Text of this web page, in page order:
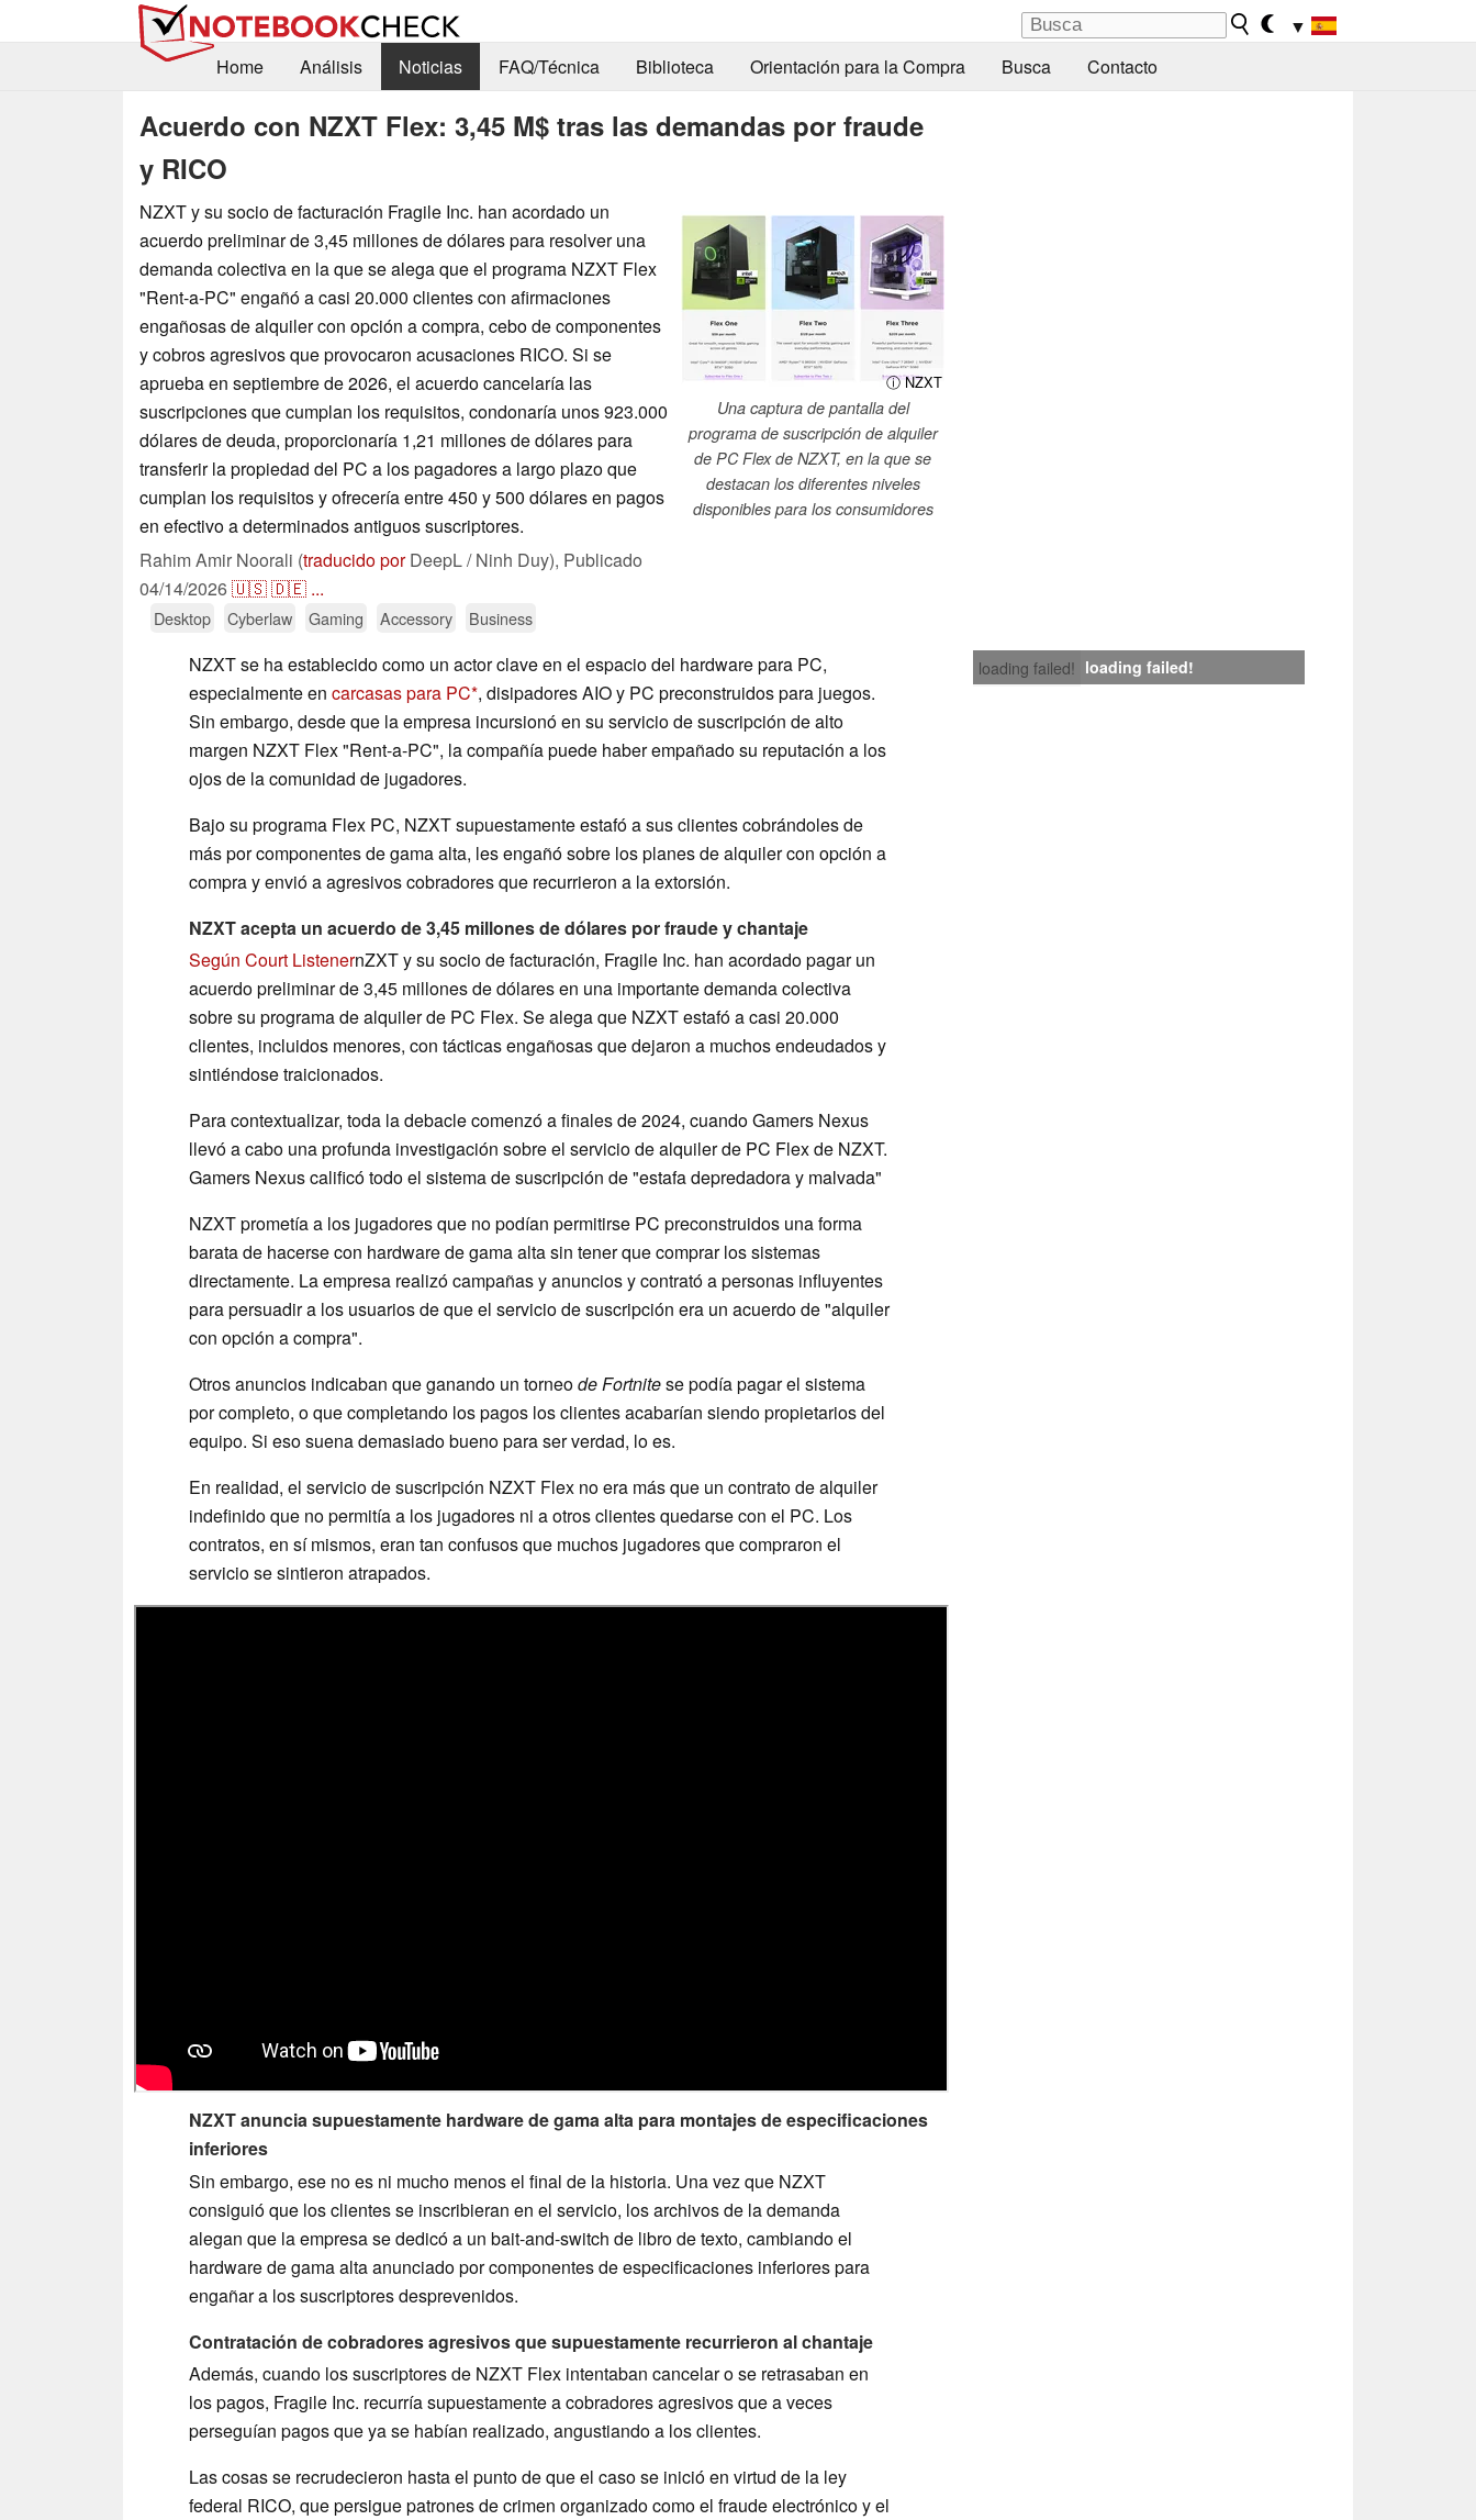
▼
Home
Análisis Noticias FAQ/Técnica Biblioteca Orientación para la Compra Busca Contacto
Acuerdo con NZXT Flex: 3,45 M$ tras las demandas por fraude
y RICO
ⓘ NZXT
Una captura de pantalla del
programa de suscripción de alquiler
de PC Flex de NZXT, en la que se
destacan los diferentes niveles
disponibles para los consumidores
NZXT y su socio de facturación Fragile Inc. han acordado un
acuerdo preliminar de 3,45 millones de dólares para resolver una
demanda colectiva en la que se alega que el programa NZXT Flex
"Rent-a-PC" engañó a casi 20.000 clientes con afirmaciones
engañosas de alquiler con opción a compra, cebo de componentes
y cobros agresivos que provocaron acusaciones RICO. Si se
aprueba en septiembre de 2026, el acuerdo cancelaría las
suscripciones que cumplan los requisitos, condonaría unos 923.000
dólares de deuda, proporcionaría 1,21 millones de dólares para
transferir la propiedad del PC a los pagadores a largo plazo que
cumplan los requisitos y ofrecería entre 450 y 500 dólares en pagos
en efectivo a determinados antiguos suscriptores.
Rahim Amir Noorali (traducido porDeepL / Ninh Duy), Publicado
04/14/2026🇺🇸🇩🇪 ...
Desktop Cyberlaw Gaming Accessory Business
loading failed! loading failed!
NZXT se ha establecido como un actor clave en el espacio del hardware para PC,
especialmente en carcasas para PC , disipadores AIO y PC preconstruidos para juegos.
Sin embargo, desde que la empresa incursionó en su servicio de suscripción de alto
margen NZXT Flex "Rent-a-PC", la compañía puede haber empañado su reputación a los
ojos de la comunidad de jugadores.
Bajo su programa Flex PC, NZXT supuestamente estafó a sus clientes cobrándoles de
más por componentes de gama alta, les engañó sobre los planes de alquiler con opción a
compra y envió a agresivos cobradores que recurrieron a la extorsión.
NZXT acepta un acuerdo de 3,45 millones de dólares por fraude y chantaje
Según Court ListenernZXT y su socio de facturación, Fragile Inc. han acordado pagar un
acuerdo preliminar de 3,45 millones de dólares en una importante demanda colectiva
sobre su programa de alquiler de PC Flex. Se alega que NZXT estafó a casi 20.000
clientes, incluidos menores, con tácticas engañosas que dejaron a muchos endeudados y
sintiéndose traicionados.
Para contextualizar, toda la debacle comenzó a finales de 2024, cuando Gamers Nexus
llevó a cabo una profunda investigación sobre el servicio de alquiler de PC Flex de NZXT.
Gamers Nexus calificó todo el sistema de suscripción de "estafa depredadora y malvada"
NZXT prometía a los jugadores que no podían permitirse PC preconstruidos una forma
barata de hacerse con hardware de gama alta sin tener que comprar los sistemas
directamente. La empresa realizó campañas y anuncios y contrató a personas influyentes
para persuadir a los usuarios de que el servicio de suscripción era un acuerdo de "alquiler
con opción a compra".
Otros anuncios indicaban que ganando un torneode Fortnitese podía pagar el sistema
por completo, o que completando los pagos los clientes acabarían siendo propietarios del
equipo. Si eso suena demasiado bueno para ser verdad, lo es.
En realidad, el servicio de suscripción NZXT Flex no era más que un contrato de alquiler
indefinido que no permitía a los jugadores ni a otros clientes quedarse con el PC. Los
contratos, en sí mismos, eran tan confusos que muchos jugadores que compraron el
servicio se sintieron atrapados.
NZXT anuncia supuestamente hardware de gama alta para montajes de especificaciones
inferiores
Sin embargo, ese no es ni mucho menos el final de la historia. Una vez que NZXT
consiguió que los clientes se inscribieran en el servicio, los archivos de la demanda
alegan que la empresa se dedicó a un bait-and-switch de libro de texto, cambiando el
hardware de gama alta anunciado por componentes de especificaciones inferiores para
engañar a los suscriptores desprevenidos.
Contratación de cobradores agresivos que supuestamente recurrieron al chantaje
Además, cuando los suscriptores de NZXT Flex intentaban cancelar o se retrasaban en
los pagos, Fragile Inc. recurría supuestamente a cobradores agresivos que a veces
perseguían pagos que ya se habían realizado, angustiando a los clientes.
Las cosas se recrudecieron hasta el punto de que el caso se inició en virtud de la ley
federal RICO, que persigue patrones de crimen organizado como el fraude electrónico y el